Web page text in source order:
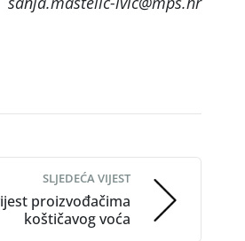
SLJEDEĆA VIJEST
proizvođačima
koštičavog voća